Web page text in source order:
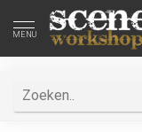
MENU